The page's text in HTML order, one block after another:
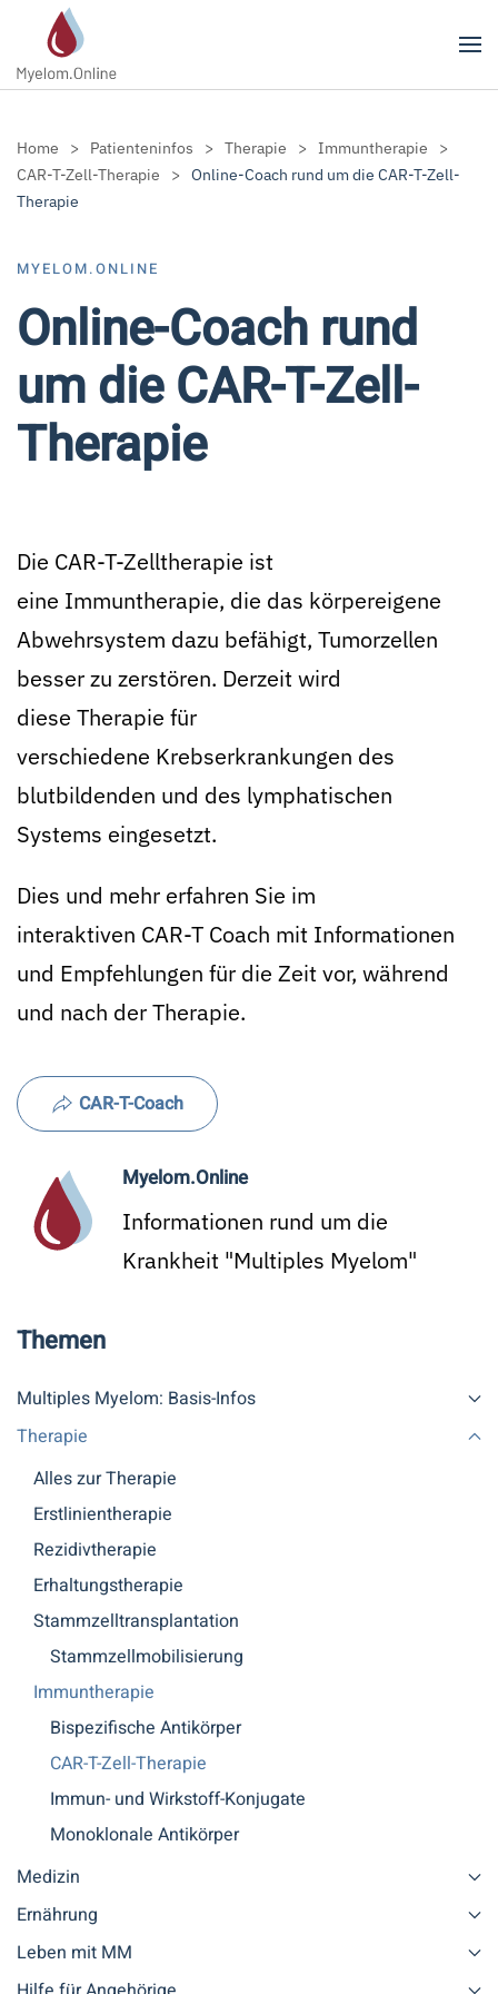
Zum Hauptinhalt springen
Home Patienteninfos Therapie
Immuntherapie
CAR-T-Zell-Therapie
Online-Coach rund um die CAR-T-Zell-
Therapie
MYELOM.ONLINE
Online-Coach rund
um die CAR-T-Zell-
Therapie
Die CAR-T-Zelltherapie ist
eine Immuntherapie, die das körpereigene
Abwehrsystem dazu befähigt, Tumorzellen
besser zu zerstören. Derzeit wird
diese Therapie für
verschiedene Krebserkrankungen des
blutbildenden und des lymphatischen
Systems eingesetzt.
Dies und mehr erfahren Sie im
interaktiven CAR-T Coach mit Informationen
und Empfehlungen für die Zeit vor, während
und nach der Therapie.
CAR-T-Coach
Myelom.Online
Informationen rund um die
Krankheit "Multiples Myelom"
Themen
Multiples Myelom: Basis-Infos
Therapie
Alles zur Therapie
Erstlinientherapie
Rezidivtherapie
Erhaltungstherapie
Stammzelltransplantation
Stammzellmobilisierung
Immuntherapie
Bispezifische Antikörper
CAR-T-Zell-Therapie
Immun- und Wirkstoff-Konjugate
Monoklonale Antikörper
Medizin
Ernährung
Leben mit MM